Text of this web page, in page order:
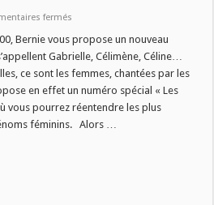
fermés
Mêle
du
24/11
Bernie vous propose un nouveau
Gabrielle, Célimène, Céline…
ce sont les femmes, chantées par les
en effet un numéro spécial « Les
vous pourrez réentendre les plus
féminins. Alors …